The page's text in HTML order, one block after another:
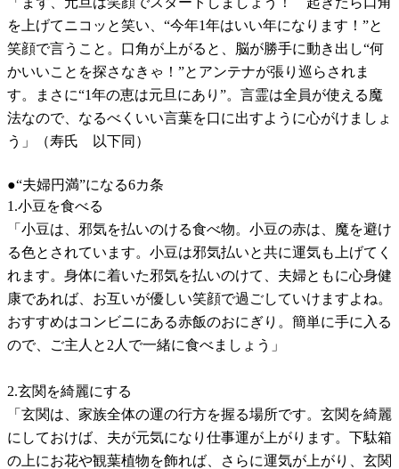
を上げてニコッと笑い、“今年1年はいい年になります！”と
笑顔で言うこと。口角が上がると、脳が勝手に動き出し“何
かいいことを探さなきゃ！”とアンテナが張り巡らされま
す。まさに“1年の恵は元旦にあり”。言霊は全員が使える魔
法なので、なるべくいい言葉を口に出すように心がけましょ
う」（寿氏 以下同）
●“夫婦円満”になる6カ条
1.小豆を食べる
「小豆は、邪気を払いのける食べ物。小豆の赤は、魔を避け
る色とされています。小豆は邪気払いと共に運気も上げてく
れます。身体に着いた邪気を払いのけて、夫婦ともに心身健
康であれば、お互いが優しい笑顔で過ごしていけますよね。
おすすめはコンビニにある赤飯のおにぎり。簡単に手に入る
ので、ご主人と2人で一緒に食べましょう」
2.玄関を綺麗にする
「玄関は、家族全体の運の行方を握る場所です。玄関を綺麗
にしておけば、夫が元気になり仕事運が上がります。下駄箱
の上にお花や観葉植物を飾れば、さらに運気が上がり、玄関